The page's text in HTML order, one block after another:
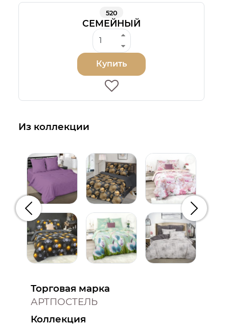
520
СЕМЕЙНЫЙ
Купить
Из коллекции
Предыдущий
Торговая марка
АРТПОСТЕЛЬ
Коллекция